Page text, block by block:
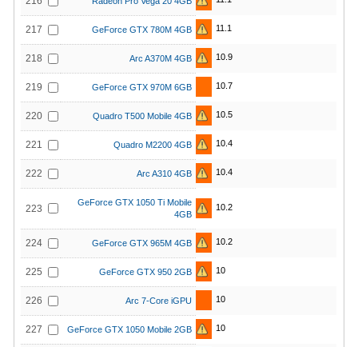
217 GeForce GTX 780M 4GB 11.1
218 Arc A370M 4GB 10.9
219 GeForce GTX 970M 6GB 10.7
220 Quadro T500 Mobile 4GB 10.5
221 Quadro M2200 4GB 10.4
222 Arc A310 4GB 10.4
223
GeForce GTX 1050 Ti Mobile
4GB
10.2
224 GeForce GTX 965M 4GB 10.2
225 GeForce GTX 950 2GB 10
226 Arc 7-Core iGPU 10
227 GeForce GTX 1050 Mobile 2GB 10